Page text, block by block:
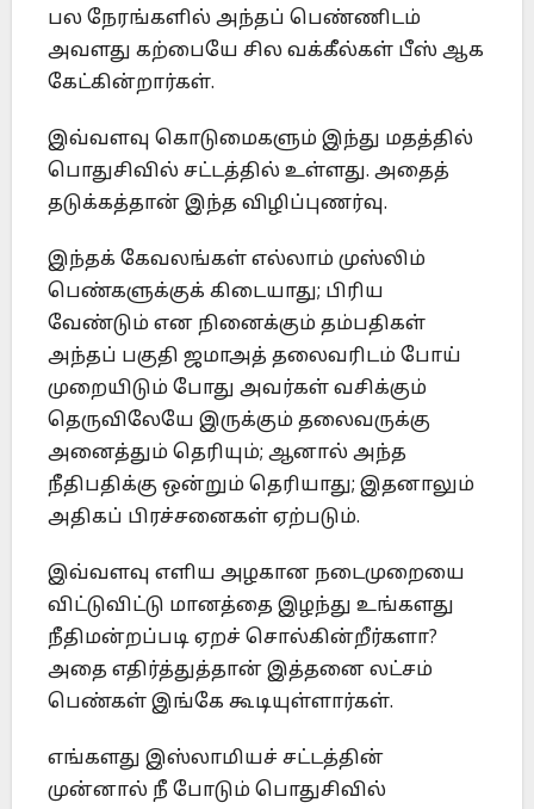
பல நேரங்களில் அந்தப் பெண்ணிடம்
அவளது கற்பையே சில வக்கீல்கள் பீஸ் ஆக
கேட்கின்றார்கள்.
இவ்வளவு கொடுமைகளும் இந்து மதத்தில்
பொதுசிவில் சட்டத்தில் உள்ளது. அதைத்
தடுக்கத்தான் இந்த விழிப்புணர்வு.
இந்தக் கேவலங்கள் எல்லாம் முஸ்லிம்
பெண்களுக்குக் கிடையாது; பிரிய
வேண்டும் என நினைக்கும் தம்பதிகள்
அந்தப் பகுதி ஜமாஅத் தலைவரிடம் போய்
முறையிடும் போது அவர்கள் வசிக்கும்
தெருவிலேயே இருக்கும் தலைவருக்கு
அனைத்தும் தெரியும்; ஆனால் அந்த
நீதிபதிக்கு ஒன்றும் தெரியாது; இதனாலும்
அதிகப் பிரச்சனைகள் ஏற்படும்.
இவ்வளவு எளிய அழகான நடைமுறையை
விட்டுவிட்டு மானத்தை இழந்து உங்களது
நீதிமன்றப்படி ஏறச் சொல்கின்றீர்களா?
அதை எதிர்த்துத்தான் இத்தனை லட்சம்
பெண்கள் இங்கே கூடியுள்ளார்கள்.
எங்களது இஸ்லாமியச் சட்டத்தின்
முன்னால் நீ போடும் பொதுசிவில்